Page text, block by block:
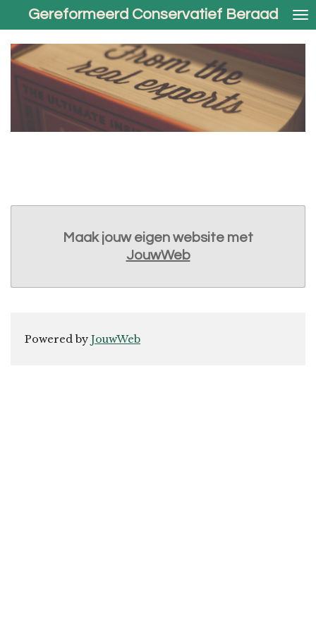
direct
naar
de
hoofdinhoud
Gereformeerd Conservatief Beraad
Maak jouw eigen website met
JouwWeb
Powered by JouwWeb